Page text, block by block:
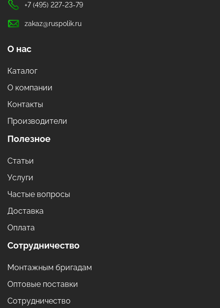
+7 (495) 227-23-79
zakaz@ruspolik.ru
О нас
Каталог
О компании
Контакты
Производители
Полезное
Статьи
Услуги
Частые вопросы
Доставка
Оплата
Сотрудничество
Монтажным бригадам
Оптовые поставки
Сотрудничество